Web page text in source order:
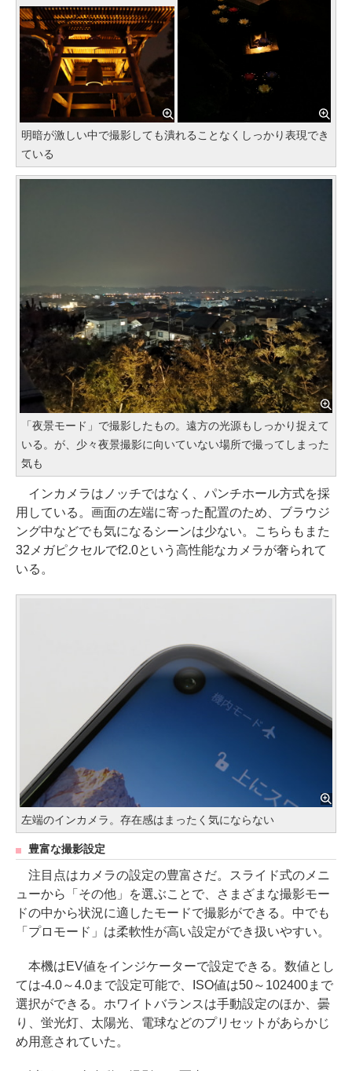
明暗が激しい中で撮影しても潰れることなくしっかり表現でき
ている
「夜景モード」で撮影したもの。遠方の光源もしっかり捉えて
いる。が、少々夜景撮影に向いていない場所で撮ってしまった
気も
インカメラはノッチではなく、パンチホール方式を採
用している。画面の左端に寄った配置のため、ブラウジ
ング中などでも気になるシーンは少ない。こちらもまた
32メガピクセルでf2.0という高性能なカメラが奢られて
いる。
左端のインカメラ。存在感はまったく気にならない
豊富な撮影設定
注目点はカメラの設定の豊富さだ。スライド式のメニ
ューから「その他」を選ぶことで、さまざまな撮影モー
ドの中から状況に適したモードで撮影ができる。中でも
「プロモード」は柔軟性が高い設定ができ扱いやすい。
本機はEV値をインジケーターで設定できる。数値とし
ては-4.0～4.0まで設定可能で、ISO値は50～102400まで
選択ができる。ホワイトバランスは手動設定のほか、曇
り、蛍光灯、太陽光、電球などのプリセットがあらかじ
め用意されていた。